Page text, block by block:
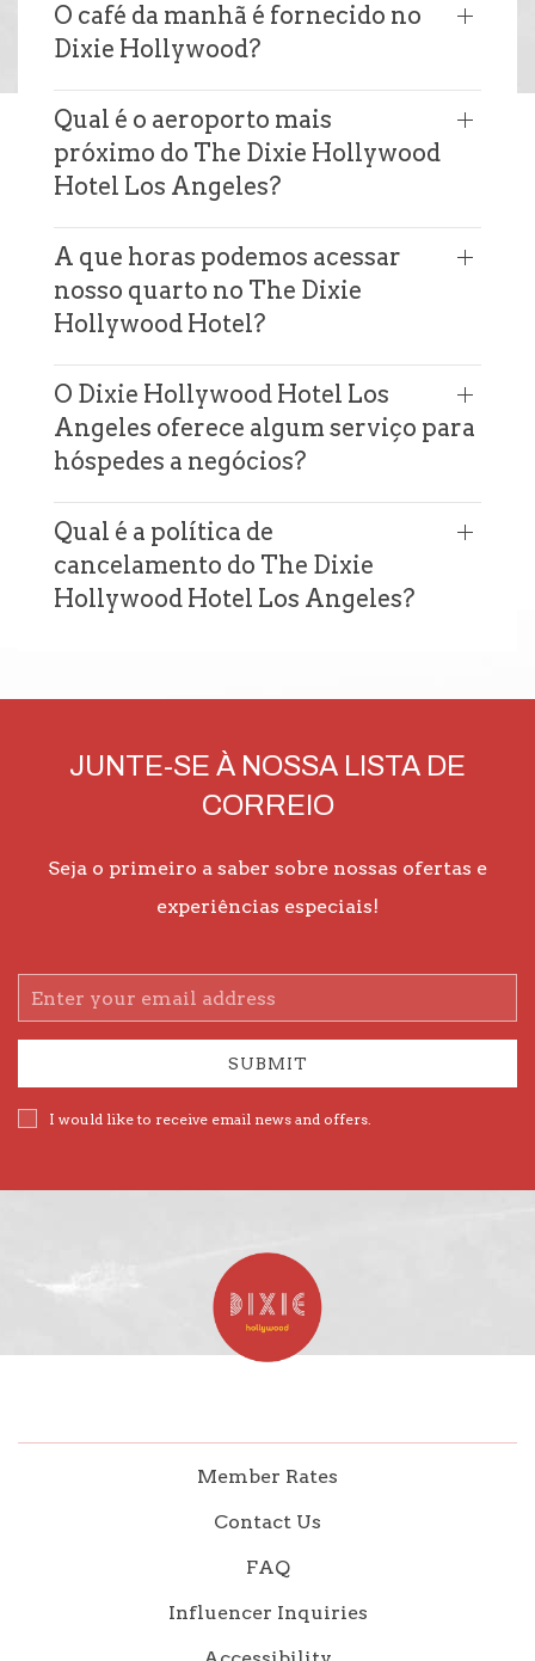
O café da manhã é fornecido no
Dixie Hollywood?
Qual é o aeroporto mais
próximo do The Dixie Hollywood
Hotel Los Angeles?
A que horas podemos acessar
nosso quarto no The Dixie
Hollywood Hotel?
O Dixie Hollywood Hotel Los
Angeles oferece algum serviço para
hóspedes a negócios?
Qual é a política de
cancelamento do The Dixie
Hollywood Hotel Los Angeles?
JUNTE-SE À NOSSA LISTA DE
CORREIO
Seja o primeiro a saber sobre nossas ofertas e
experiências especiais!
Email
Address
SUBMIT
I would like to receive email news and offers.
Member Rates
Contact Us
FAQ
Influencer Inquiries